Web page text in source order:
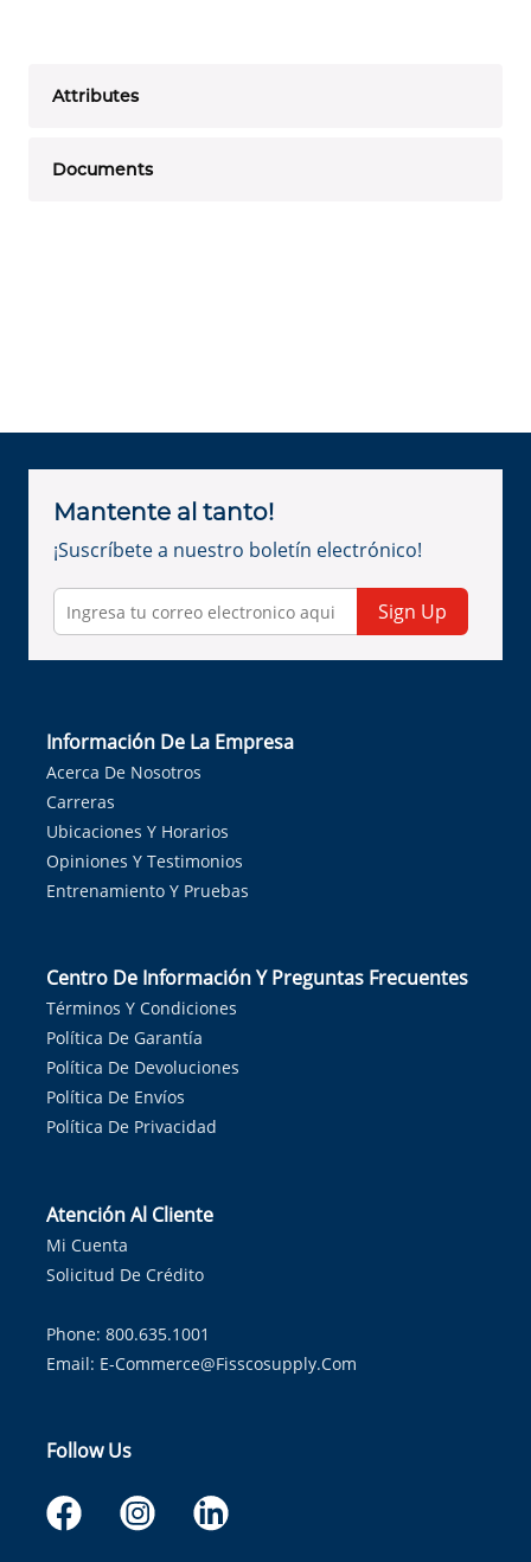
Attributes
Documents
Mantente al tanto!
¡Suscríbete a nuestro boletín electrónico!
Sign Up
Información De La Empresa
Acerca De Nosotros
Carreras
Ubicaciones Y Horarios
Opiniones Y Testimonios
Entrenamiento Y Pruebas
Centro De Información Y Preguntas Frecuentes
Términos Y Condiciones
Política De Garantía
Política De Devoluciones
Política De Envíos
Política De Privacidad
Atención Al Cliente
Mi Cuenta
Solicitud De Crédito
Phone: 800.635.1001
Email: E-Commerce@fisscosupply.com
Follow Us